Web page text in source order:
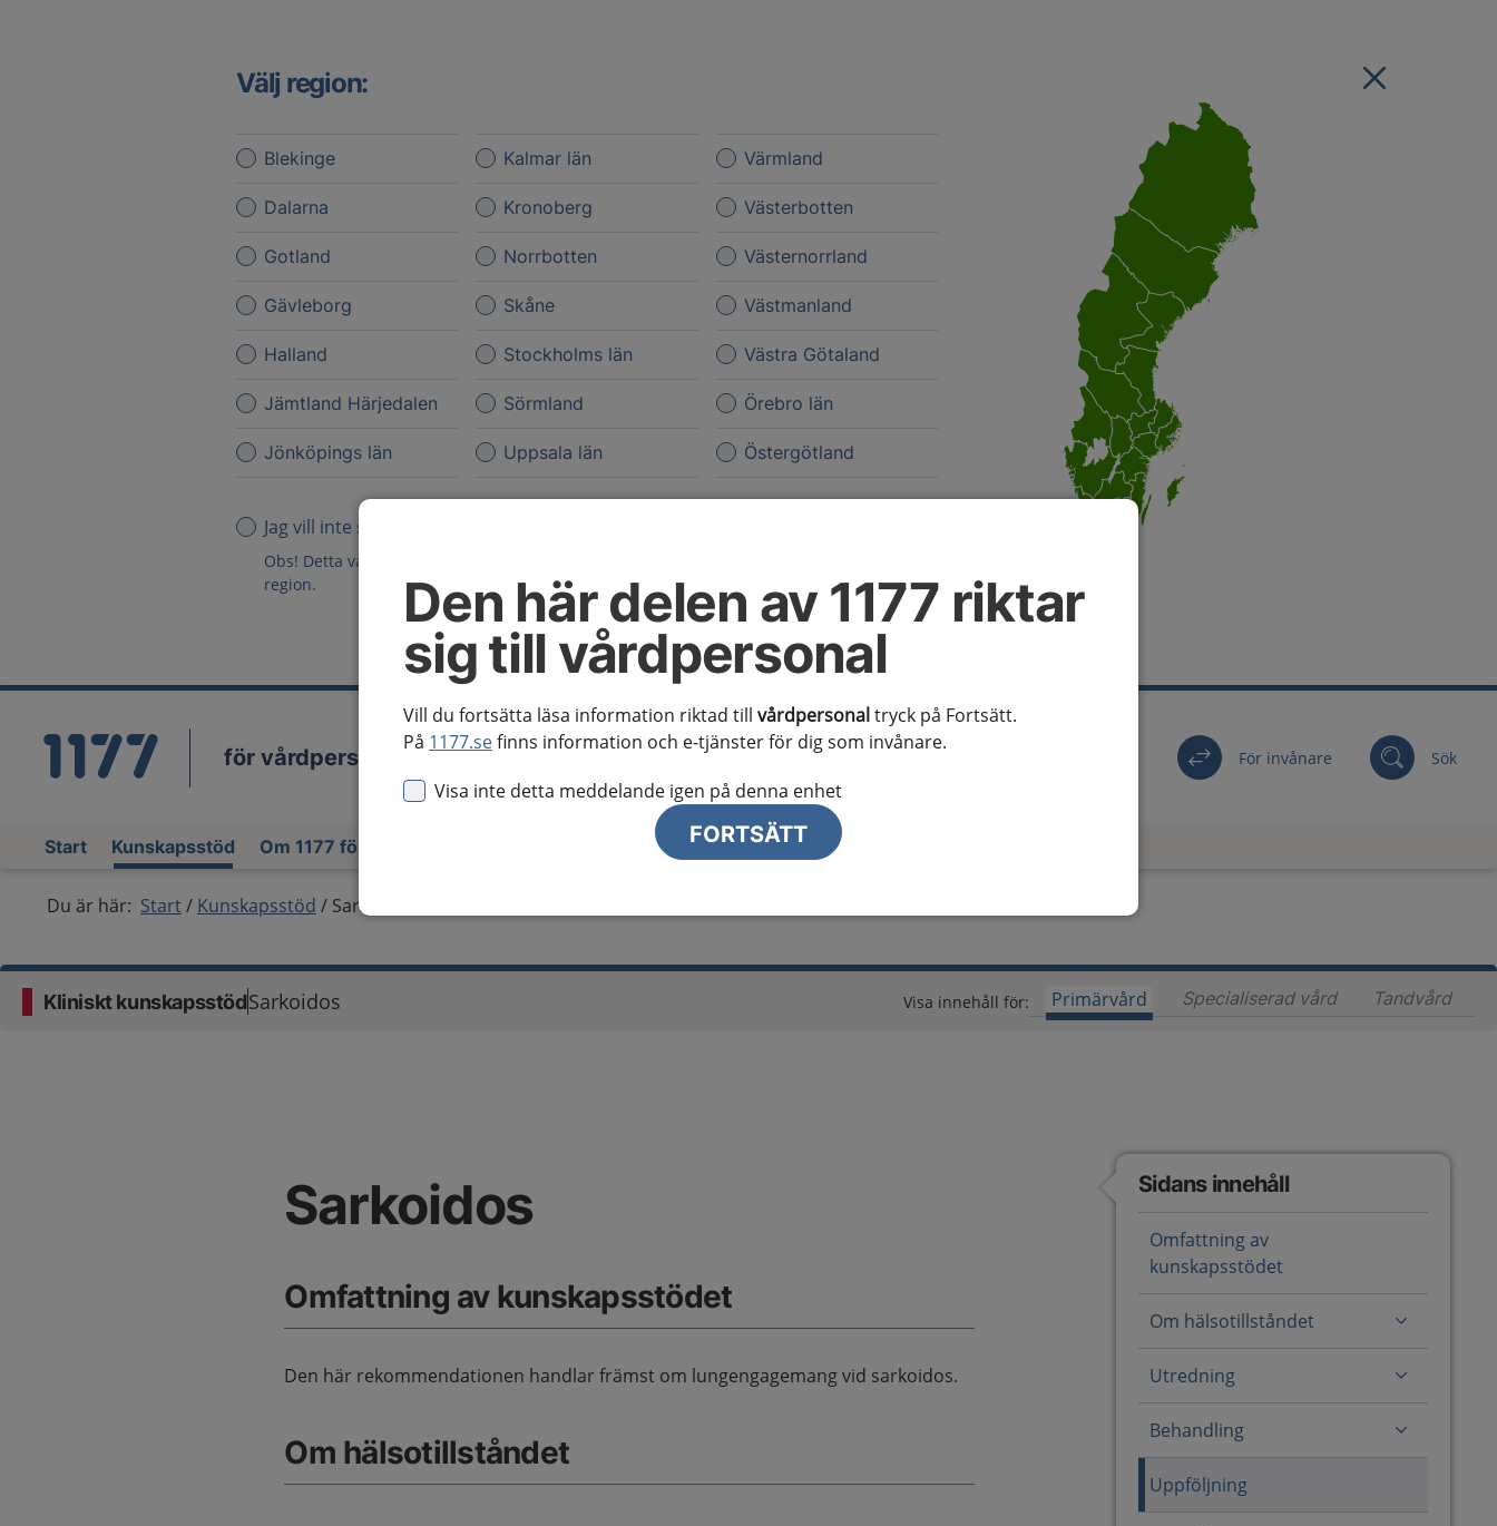
Den här delen av 1177 riktar
sig till vårdpersonal
Vill du fortsätta läsa information riktad till vårdpersonaltryck på Fortsätt.
På 1177.sefinns information och e-tjänster för dig som invånare.
Visa inte detta meddelande igen på denna enhet
FORTSÄTT
Välj region:
Blekinge
Dalarna
Gotland
Gävleborg
Halland
Jämtland Härjedalen
Jönköpings län
Kalmar län
Kronoberg
Norrbotten
Skåne
Stockholms län
Sörmland
Uppsala län
Värmland
Västerbotten
Västernorrland
Västmanland
Västra Götaland
Örebro län
Östergötland
Jag vill inte se någon regional information
Obs! Detta val innebär att du inte ser regionalt innehåll och viktig information som gäller just din
region.
för vårdpersonal Välj region För invånare Sök
Start Kunskapsstöd Om 1177 för vårdpersonal
Du är här: Start Kunskapsstöd Sarkoidos
Kliniskt kunskapsstödSarkoidos Visa innehåll för: Primärvård Specialiserad vårdInnehåll för
Tandvård
Sarkoidos
Omfattning av kunskapsstödet
Den här rekommendationen handlar främst om lungengagemang vid sarkoidos.
Om hälsotillståndet
Sidans innehåll
Omfattning av
kunskapsstödet
Om hälsotillståndet
Utredning
Behandling
Uppföljning